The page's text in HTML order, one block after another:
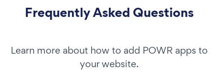
Frequently Asked Questions
Learn more about how to add POWR apps to
your website.